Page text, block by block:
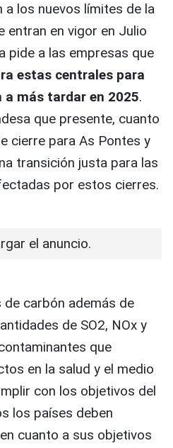
los nuevos límites de la
entran en vigor en Julio
pide a las empresas que
estas centrales para
más tardar en 2025.
que presente, cuanto
cierre para As Pontes y
transición justa para las
por estos cierres.
el anuncio.
carbón además de
de SO2, NOx y
que
en la salud y el medio
con los objetivos del
los países deben
cuanto a sus objetivos